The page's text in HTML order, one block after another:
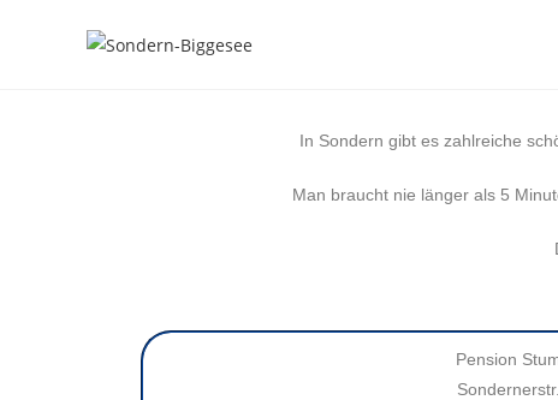
In Sondern gibt es zahlreiche
Man braucht nie länger als 5
Pension